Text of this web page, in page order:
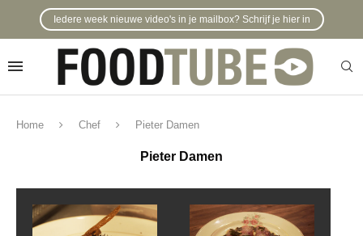
Iedere week nieuwe video's in je mailbox? Schrijf je hier in
Home Chef Pieter Damen
Pieter Damen